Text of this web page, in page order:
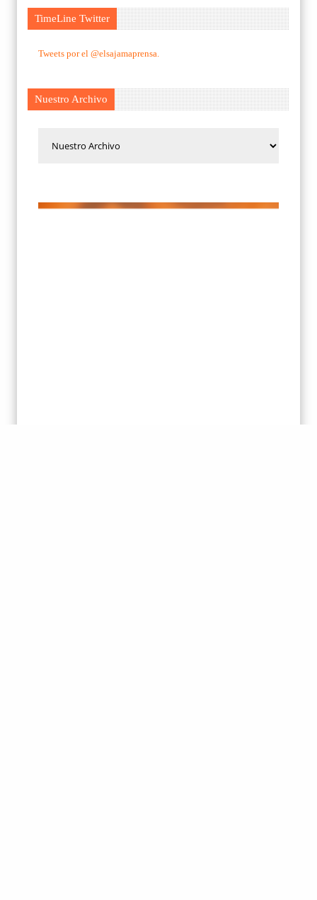
TimeLine Twitter
Tweets por el @elsajamaprensa.
Nuestro Archivo